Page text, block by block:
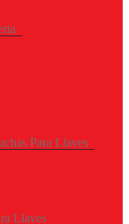
Para Llaves
Llaves